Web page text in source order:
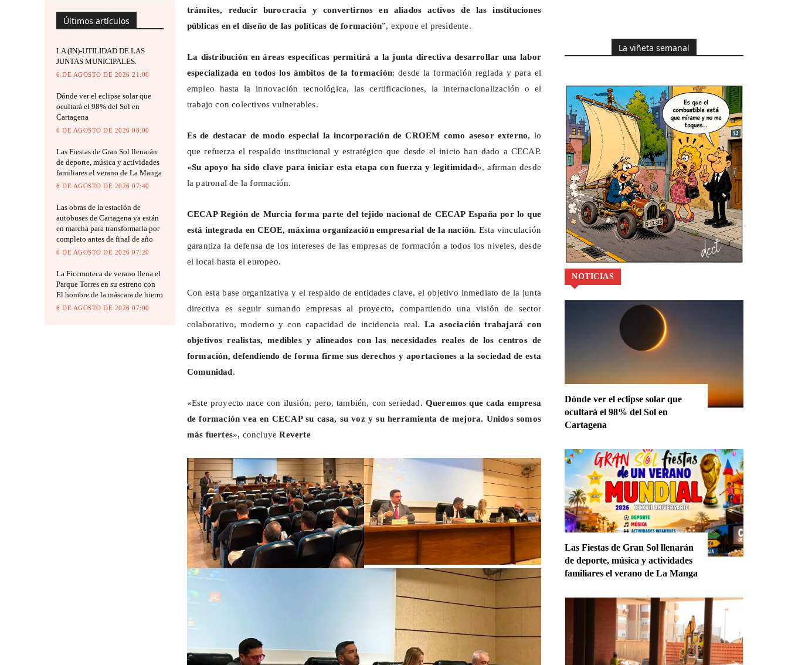
Últimos artículos
LA (IN)-UTILIDAD DE LAS
JUNTAS MUNICIPALES.
6 DE AGOSTO DE 2026 21:00
Dónde ver el eclipse solar que
ocultará el 98% del Sol en
Cartagena
6 DE AGOSTO DE 2026 08:00
Las Fiestas de Gran Sol llenarán
de deporte, música y actividades
familiares el verano de La Manga
6 DE AGOSTO DE 2026 07:40
Las obras de la estación de
autobuses de Cartagena ya están
en marcha para transformarla por
completo antes de final de año
6 DE AGOSTO DE 2026 07:20
La Ficcmoteca de verano llena el
Parque Torres en su estreno con
El hombre de la máscara de hierro
6 DE AGOSTO DE 2026 07:00
trámites, reducir burocracia y convertirnos en aliados activos de las instituciones
públicas en el diseño de las políticas de formación”, expone el presidente.
La distribución en áreas específicas permitirá a la junta directiva desarrollar una labor
especializada en todos los ámbitos de la formación: desde la formación reglada y para el
empleo hasta la innovación tecnológica, las certificaciones, la internacionalización o el
trabajo con colectivos vulnerables.
Es de destacar de modo especial la incorporación de CROEM como asesor externo, lo
que refuerza el respaldo institucional y estratégico que desde el inicio han dado a CECAP.
«Su apoyo ha sido clave para iniciar esta etapa con fuerza y legitimidad», afirman desde
la patronal de la formación.
CECAP Región de Murcia forma parte del tejido nacional de CECAP España por lo que
está integrada en CEOE, máxima organización empresarial de la nación. Esta vinculación
garantiza la defensa de los intereses de las empresas de formación a todos los niveles, desde
el local hasta el europeo.
Con esta base organizativa y el respaldo de entidades clave, el objetivo inmediato de la junta
directiva es seguir sumando empresas al proyecto, compartiendo una visión de sector
colaborativo, moderno y con capacidad de incidencia real. La asociación trabajará con
objetivos realistas, medibles y alineados con las necesidades reales de los centros de
formación, defendiendo de forma firme sus derechos y aportaciones a la sociedad de esta
Comunidad.
«Este proyecto nace con ilusión, pero, también, con seriedad. Queremos que cada empresa
de formación vea en CECAP su casa, su voz y su herramienta de mejora. Unidos somos
más fuertes», concluyeReverte
La viñeta semanal
NOTICIAS
Dónde ver el eclipse solar que
ocultará el 98% del Sol en
Cartagena
Las Fiestas de Gran Sol llenarán
de deporte, música y actividades
familiares el verano de La Manga